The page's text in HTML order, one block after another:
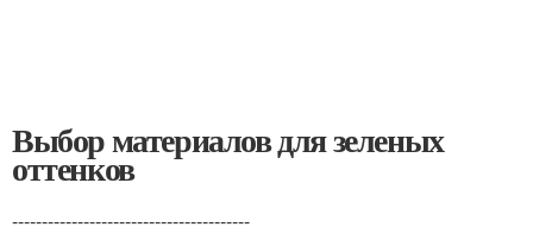
Выбор материалов для зеленых
оттенков
----------------------------------------